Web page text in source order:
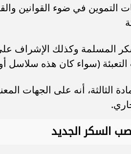
التموين في ضوء القوانين
المسلمة وكذلك الإشراف علي
(سواء كان هذه سلاسل
السكر الجديد